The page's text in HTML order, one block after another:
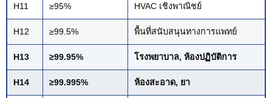
H11 ≥95% HVAC เชิงพาณิชย์
H12 ≥99.5% พื้นที่สนับสนุนทางการแพทย์
H13 ≥99.95% โรงพยาบาล, ห้องปฏิบัติการ
H14 ≥99.995% ห้องสะอาด, ยา